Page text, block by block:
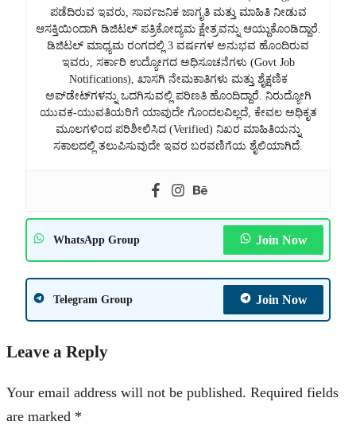
ಪಡೆದಿರುವ ಇವರು, ಸಾರ್ವಜನಿಕ ಜಾಗೃತಿ ಮತ್ತು ಮಾಹಿತಿ ನೀಡುವ
ಆಸಕ್ತಿಯಿಂದಾಗಿ ಡಿಜಿಟಲ್ ಪತ್ರಿಕೋದ್ಯಮ ಕ್ಷೇತ್ರವನ್ನು ಆಯ್ದುಕೊಂಡಿದ್ದಾರೆ.
ಡಿಜಿಟಲ್ ಮಾಧ್ಯಮ ರಂಗದಲ್ಲಿ 3 ವರ್ಷಗಳ ಅನುಭವ ಹೊಂದಿರುವ
ಇವರು, ಸರ್ಕಾರಿ ಉದ್ಯೋಗದ ಅಧಿಸೂಚನೆಗಳು (Govt Job
Notifications), ಖಾಸಗಿ ನೇಮಕಾತಿಗಳು ಮತ್ತು ಶೈಕ್ಷಣಿಕ
ಅಪ್‌ಡೇಟ್‌ಗಳನ್ನು ಒದಗಿಸುವಲ್ಲಿ ಪರಿಣತಿ ಹೊಂದಿದ್ದಾರೆ. ನಿರುದ್ಯೋಗಿ
ಯುವಕ-ಯುವತಿಯರಿಗೆ ಯಾವುದೇ ಗೊಂದಲವಿಲ್ಲದೆ, ಕೇವಲ ಅಧಿಕೃತ
ಮೂಲಗಳಿಂದ ಪರಿಶೀಲಿಸಿದ (Verified) ನಿಖರ ಮಾಹಿತಿಯನ್ನು
ಸಕಾಲದಲ್ಲಿ ತಲುಪಿಸುವುದೇ ಇವರ ಬರವಣಿಗೆಯ ಶೈಲಿಯಾಗಿದೆ.
WhatsApp Group Join Now
Telegram Group Join Now
Leave a Reply
Your email address will not be published. Required fields
are marked *